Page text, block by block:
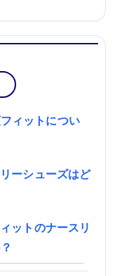
ィットについ
ーシューズはど
ットのナースリ